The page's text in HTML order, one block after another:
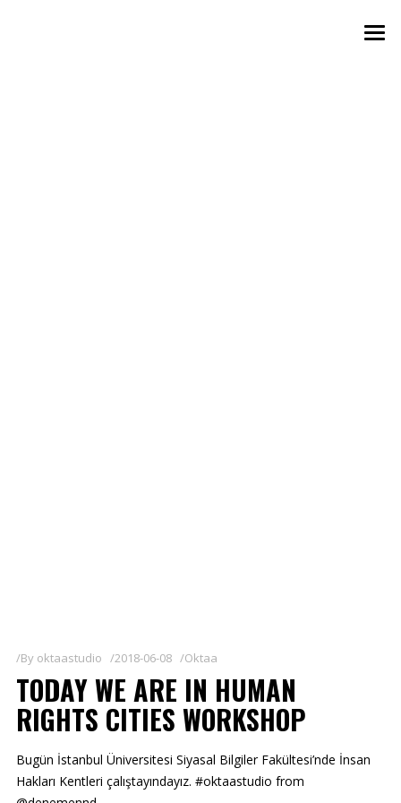
By oktaastudio 2018-06-08 Oktaa
TODAY WE ARE IN HUMAN
RIGHTS CITIES WORKSHOP
Bugün İstanbul Üniversitesi Siyasal Bilgiler Fakültesi’nde İnsan
Hakları Kentleri çalıştayındayız. #oktaastudio from